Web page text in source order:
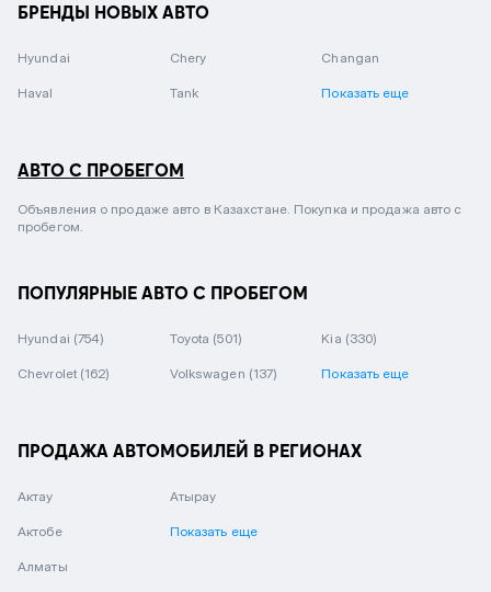
БРЕНДЫ НОВЫХ АВТО
Hyundai Chery Changan
Haval Tank Показать еще
АВТО С ПРОБЕГОМ
Объявления о продаже авто в Казахстане. Покупка и продажа авто с
пробегом.
ПОПУЛЯРНЫЕ АВТО С ПРОБЕГОМ
Hyundai (754) Toyota (501) Kia (330)
Chevrolet (162) Volkswagen (137) Показать еще
ПРОДАЖА АВТОМОБИЛЕЙ В РЕГИОНАХ
Актау
Актобе
Алматы
Атырау
Показать еще